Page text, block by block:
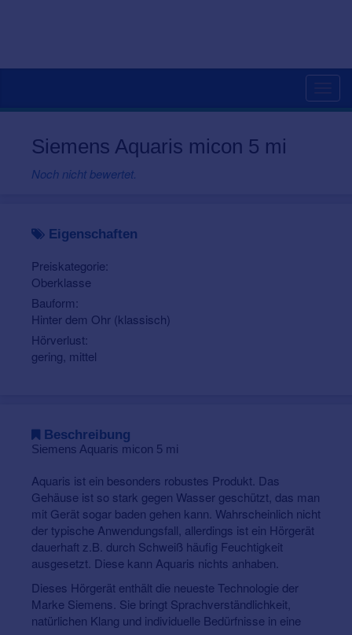
Siemens Aquaris micon 5 mi
Noch nicht bewertet.
Eigenschaften
Preiskategorie:
Oberklasse
Bauform:
Hinter dem Ohr (klassisch)
Hörverlust:
gering, mittel
Beschreibung
Siemens Aquaris micon 5 mi
Aquaris ist ein besonders robustes Produkt. Das
Gehäuse ist so stark gegen Wasser geschützt, das man
mit Gerät sogar baden gehen kann. Wahrscheinlich nicht
der typische Anwendungsfall, allerdings ist ein Hörgerät
dauerhaft z.B. durch Schweiß häufig Feuchtigkeit
ausgesetzt. Diese kann Aquaris nichts anhaben.
Dieses Hörgerät enthält die neueste Technologie der
Marke Siemens. Sie bringt Sprachverständlichkeit,
natürlichen Klang und individuelle Bedürfnisse in eine